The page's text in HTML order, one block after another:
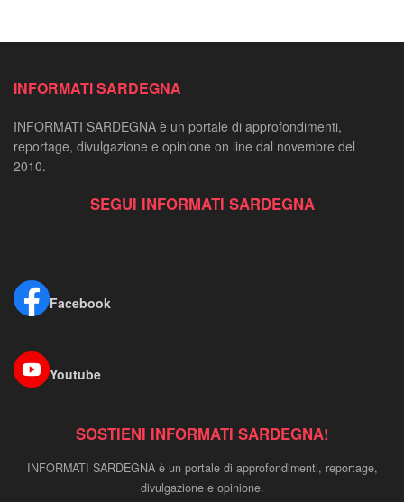
INFORMATI SARDEGNA
INFORMATI SARDEGNA è un portale di approfondimenti,
reportage, divulgazione e opinione on line dal novembre del
2010.
SEGUI INFORMATI SARDEGNA
Facebook
Youtube
SOSTIENI INFORMATI SARDEGNA!
INFORMATI SARDEGNA è un portale di approfondimenti, reportage,
divulgazione e opinione.